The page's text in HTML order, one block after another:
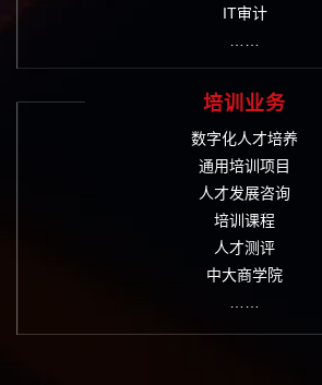
IT审计
培训业务
数字化人才培养
通用培训项目
人才发展咨询
培训课程
人才测评
中大商学院